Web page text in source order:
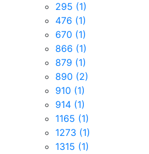
295 (1)
476 (1)
670 (1)
866 (1)
879 (1)
890 (2)
910 (1)
914 (1)
1165 (1)
1273 (1)
1315 (1)